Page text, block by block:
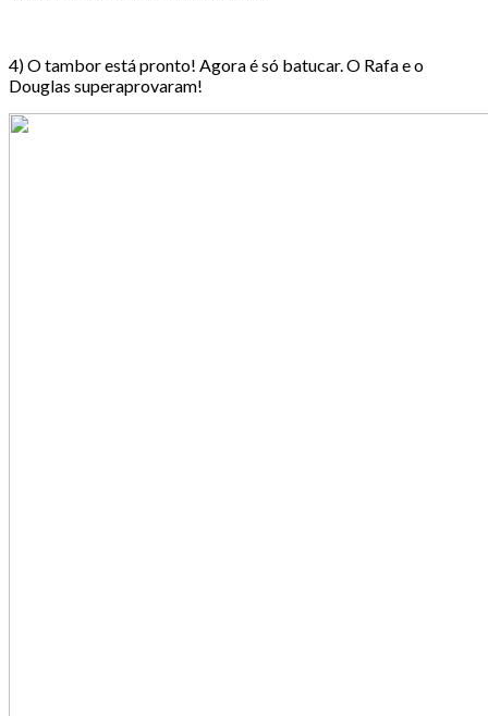
4) O tambor está pronto! Agora é só batucar. O Rafa e o
Douglas superaprovaram!